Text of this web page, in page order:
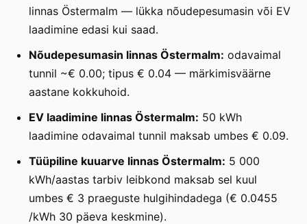
linnas Östermalm — lükka nõudepesumasin või EV
laadimine edasi kui saad.
Nõudepesumasin linnas Östermalm: odavaimal
tunnil ~€ 0.00; tipus € 0.04 — märkimisväärne
aastane kokkuhoid.
EV laadimine linnas Östermalm: 50 kWh
laadimine odavaimal tunnil maksab umbes € 0.09.
Tüüpiline kuuarve linnas Östermalm: 5 000
kWh/aastas tarbiv leibkond maksab sel kuul
umbes € 3 praeguste hulgihindadega (€ 0.0455
/kWh 30 päeva keskmine).